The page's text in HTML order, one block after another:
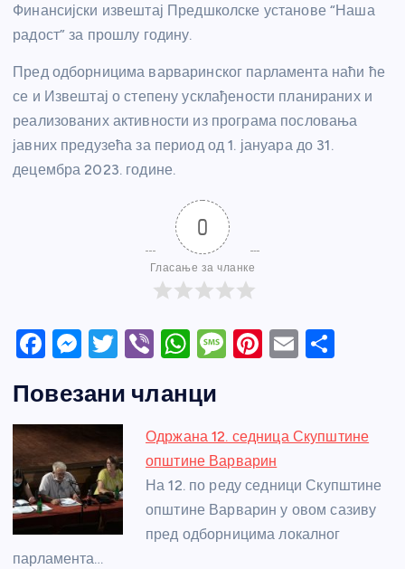
Финансијски извештај Предшколске установе “Наша
радост” за прошлу годину.
Пред одборницима варваринског парламента наћи ће
се и Извештај о степену усклађености планираних и
реализованих активности из програма пословања
јавних предузећа за период од 1. јануара до 31.
децембра 2023. године.
0
Гласање за чланке
F
c
e
b
o
o
k
M
ss
e
n
g
er
T
itt
er
Vi
er
W
at
s
A
p
p
M
a
g
e
Pi
e
st
E
e
Повезани чланци
Одржана 12. седница Скупштине
општине Варварин
На 12. по реду седници Скупштине
општине Варварин у овом сазиву
пред одборницима локалног
парламента…